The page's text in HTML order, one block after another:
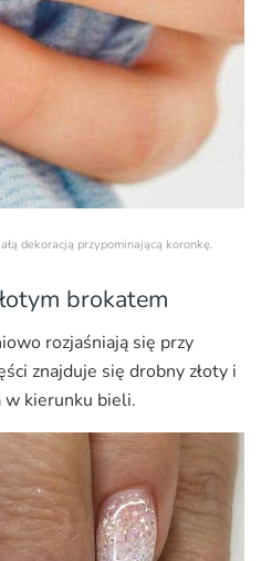
dekoracją przypominającą koronkę.
brokatem
rozjaśniają się przy
znajduje się drobny złoty i
w kierunku bieli.